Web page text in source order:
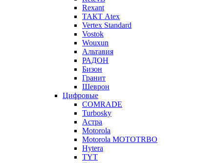
Rexant
ТАКТ Atex
Vertex Standard
Vostok
Wouxun
Альтавия
РАДОН
Бизон
Гранит
Шеврон
Цифровые
COMRADE
Turbosky
Астра
Motorola
Motorola MOTOTRBO
Hytera
TYT